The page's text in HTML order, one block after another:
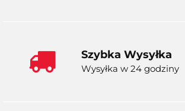
Szybka Wysyłka
Wysyłka w 24 godziny